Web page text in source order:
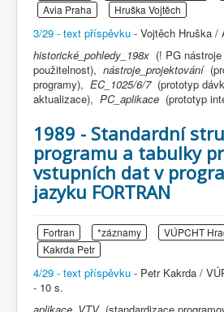
Avia Praha
Hruška Vojtěch
3/29 - text příspěvku - Vojtěch Hruška /
historické_pohledy_198x (! PG
použitelnost), nástroje_projektování
programy), EC_1025/6/7 (prototyp
aktualizace), PC_aplikace (prototyp
1989 - Standardní
programu a tabulky
vstupních dat v
jazyku FORTRAN
Fortran *záznamy
VÚPCHT
Kakrda Petr
4/29 - text příspěvku - Petr Kakrda /
- 10 s.